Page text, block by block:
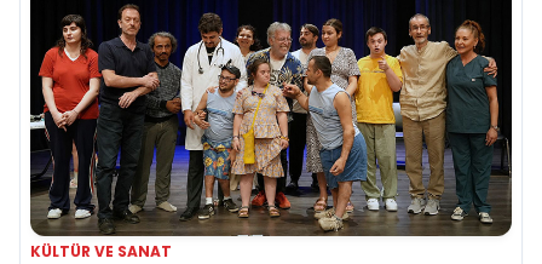
KÜLTÜR VE SANAT